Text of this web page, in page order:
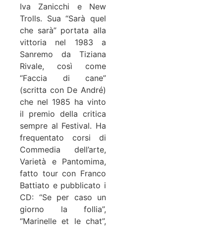
Iva Zanicchi e New
Trolls. Sua “Sarà quel
che sarà” portata alla
vittoria nel 1983 a
Sanremo da Tiziana
Rivale, così come
“Faccia di cane”
(scritta con De André)
che nel 1985 ha vinto
il premio della critica
sempre al Festival. Ha
frequentato corsi di
Commedia dell’arte,
Varietà e Pantomima,
fatto tour con Franco
Battiato e pubblicato i
CD: “Se per caso un
giorno la follia”,
“Marinelle et le chat”,